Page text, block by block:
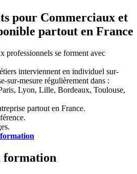
pour Commerciaux et
partout en France
professionnels se forment avec
interviennent en individuel sur-
sur-mesure régulièrement dans :
Lyon, Lille, Bordeaux, Toulouse,
partout en France.
formation